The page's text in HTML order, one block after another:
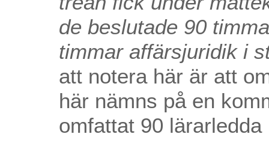
de beslutade 90
timmar affärsjuridik i
att notera här är att
här nämns på en
omfattat 90